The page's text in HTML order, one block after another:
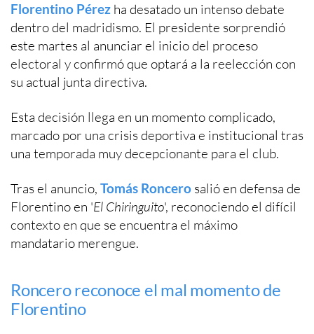
Florentino Pérez ha desatado un intenso debate
dentro del madridismo. El presidente sorprendió
este martes al anunciar el inicio del proceso
electoral y confirmó que optará a la reelección con
su actual junta directiva.
Esta decisión llega en un momento complicado,
marcado por una crisis deportiva e institucional tras
una temporada muy decepcionante para el club.
Tras el anuncio, Tomás Roncero salió en defensa de
Florentino en 'El Chiringuito', reconociendo el difícil
contexto en que se encuentra el máximo
mandatario merengue.
Roncero reconoce el mal momento de
Florentino